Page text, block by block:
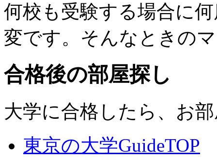
何校も受験する場合に
変です。そんなときの
合格後の部屋探し
大学に合格したら、お
東京の大学GuideTOP